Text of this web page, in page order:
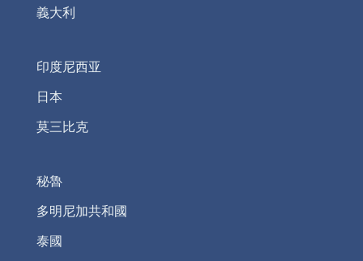
義大利
印度尼西亚
日本
莫三比克
秘魯
多明尼加共和國
泰國